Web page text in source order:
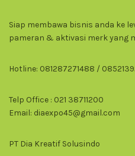
Siap membawa bisnis anda ke
pameran & aktivasi merk yang
Hotline: 081287271488 /
Telp Office : 021 38711200
Email: diaexpo45@gmail.com
PT Dia Kreatif Solusindo